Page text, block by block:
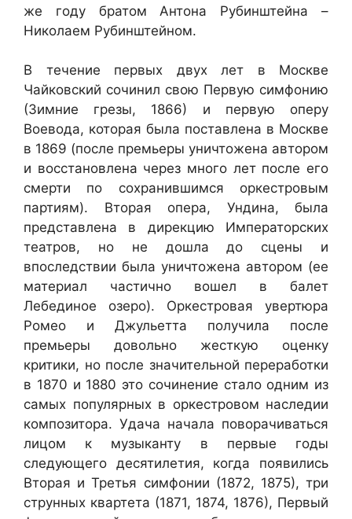
же году братом Антона Рубинштейна –
Николаем Рубинштейном.
В течение первых двух лет в Москве
Чайковский сочинил свою Первую симфонию
(Зимние грезы, 1866) и первую оперу
Воевода, которая была поставлена в Москве
в 1869 (после премьеры уничтожена автором
и восстановлена через много лет после его
смерти по сохранившимся оркестровым
партиям). Вторая опера, Ундина, была
представлена в дирекцию Императорских
театров, но не дошла до сцены и
впоследствии была уничтожена автором (ее
материал частично вошел в балет
Лебединое озеро). Оркестровая увертюра
Ромео и Джульетта получила после
премьеры довольно жесткую оценку
критики, но после значительной переработки
в 1870 и 1880 это сочинение стало одним из
самых популярных в оркестровом наследии
композитора. Удача начала поворачиваться
лицом к музыканту в первые годы
следующего десятилетия, когда появились
Вторая и Третья симфонии (1872, 1875), три
струнных квартета (1871, 1874, 1876), Первый